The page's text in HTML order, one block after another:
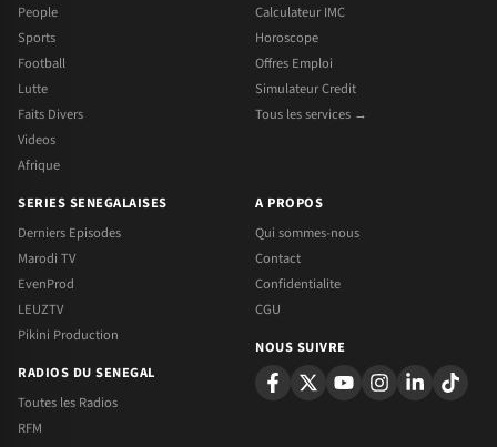
People
Sports
Football
Lutte
Faits Divers
Videos
Afrique
Calculateur IMC
Horoscope
Offres Emploi
Simulateur Credit
Tous les services →
SERIES SENEGALAISES
Derniers Episodes
Marodi TV
EvenProd
LEUZTV
Pikini Production
RADIOS DU SENEGAL
Toutes les Radios
RFM
A PROPOS
Qui sommes-nous
Contact
Confidentialite
CGU
NOUS SUIVRE